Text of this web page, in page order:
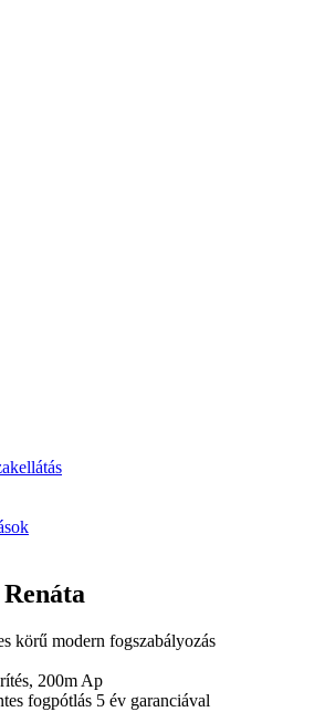
körű modern fogszabályozás
200m Ap
fogpótlás 5 év garanciával